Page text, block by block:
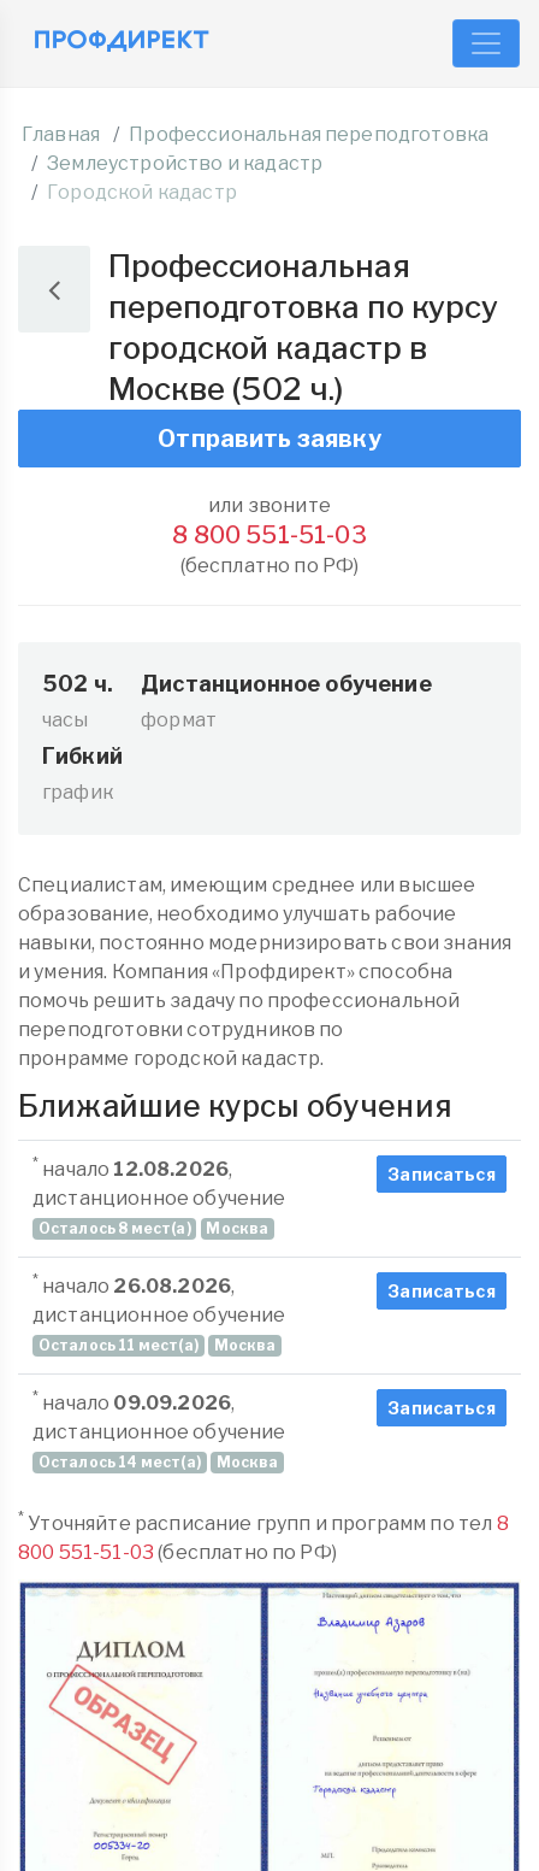
Главная
Профессиональная переподготовка
Землеустройство и кадастр
Городской кадастр
Профессиональная
переподготовка по курсу
городской кадастр в
Москве (502 ч.)
Отправить заявку
или звоните
8 800 551-51-03
(бесплатно по РФ)
502 ч.
часы
Дистанционное обучение
формат
Гибкий
график
Специалистам, имеющим среднее или высшее
образование, необходимо улучшать рабочие
навыки, постоянно модернизировать свои знания
и умения. Компания «Профдирект» способна
помочь решить задачу по профессиональной
переподготовки сотрудников по
пронрамме городской кадастр.
Ближайшие курсы обучения
* начало 12.08.2026,
дистанционное обучение
Осталось 8 мест(а) Москва
Записаться
* начало 26.08.2026,
дистанционное обучение
Осталось 11 мест(а) Москва
Записаться
* начало 09.09.2026,
дистанционное обучение
Осталось 14 мест(а) Москва
Записаться
* Уточняйте расписание групп и программ по тел 8
800 551-51-03 (бесплатно по РФ)